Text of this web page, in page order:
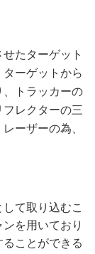
たターゲット
ーゲットから
トラッカーの
レクターの三
ーザーの為、
て取り込むこ
を用いており
ことができる